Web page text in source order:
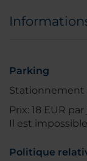
Parking
Stationnement
Prix: 18 EUR
Il est
Politique